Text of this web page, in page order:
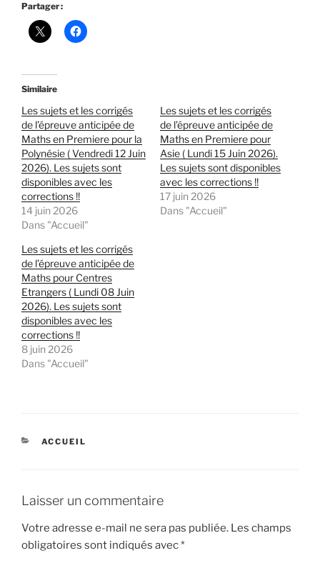
Partager :
Similaire
Les sujets et les corrigés
de l’épreuve anticipée de
Maths en Premiere pour la
Polynésie ( Vendredi 12 Juin
2026). Les sujets sont
disponibles avec les
corrections !!
14 juin 2026
Dans "Accueil"
Les sujets et les corrigés
de l’épreuve anticipée de
Maths en Premiere pour
Asie ( Lundi 15 Juin 2026).
Les sujets sont disponibles
avec les corrections !!
17 juin 2026
Dans "Accueil"
Les sujets et les corrigés
de l’épreuve anticipée de
Maths pour Centres
Etrangers ( Lundi 08 Juin
2026). Les sujets sont
disponibles avec les
corrections !!
8 juin 2026
Dans "Accueil"
CATÉGORIES
ACCUEIL
Laisser un commentaire
Votre adresse e-mail ne sera pas publiée. Les champs
obligatoires sont indiqués avec*